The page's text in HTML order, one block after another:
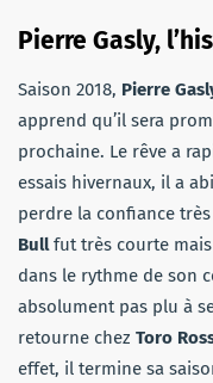
Pierre Gasly,
Saison 2018, Pierre
apprend qu’il sera
prochaine. Le rêve a
essais hivernaux, il a
perdre la confiance
Bullfut très courte mais
dans le rythme de son
absolument pas plu à
retourne chez Toro
effet, il termine sa